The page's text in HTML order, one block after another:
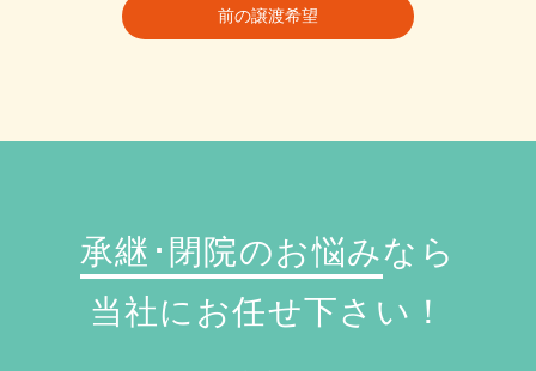
前の譲渡希望
承継･閉院のお悩みなら
当社にお任せ下さい！